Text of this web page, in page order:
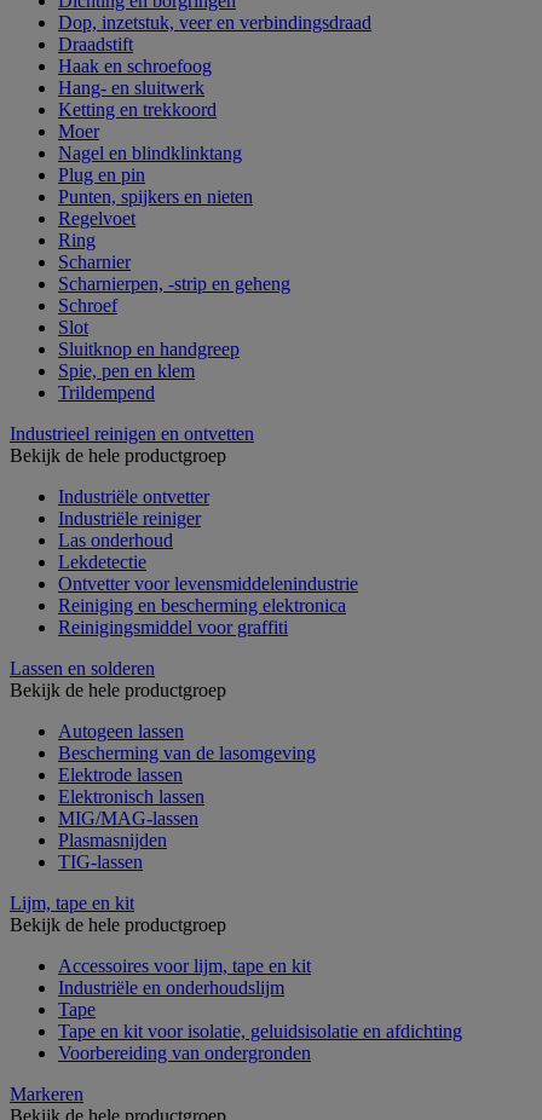
Dop, inzetstuk, veer en verbindingsdraad
Draadstift
Haak en schroefoog
Hang- en sluitwerk
Ketting en trekkoord
Moer
Nagel en blindklinktang
Plug en pin
Punten, spijkers en nieten
Regelvoet
Ring
Scharnier
Scharnierpen, -strip en geheng
Schroef
Slot
Sluitknop en handgreep
Spie, pen en klem
Trildempend
Industrieel reinigen en ontvetten
Bekijk de hele productgroep
Industriële ontvetter
Industriële reiniger
Las onderhoud
Lekdetectie
Ontvetter voor levensmiddelenindustrie
Reiniging en bescherming elektronica
Reinigingsmiddel voor graffiti
Lassen en solderen
Bekijk de hele productgroep
Autogeen lassen
Bescherming van de lasomgeving
Elektrode lassen
Elektronisch lassen
MIG/MAG-lassen
Plasmasnijden
TIG-lassen
Lijm, tape en kit
Bekijk de hele productgroep
Accessoires voor lijm, tape en kit
Industriële en onderhoudslijm
Tape
Tape en kit voor isolatie, geluidsisolatie en afdichting
Voorbereiding van ondergronden
Markeren
Bekijk de hele productgroep